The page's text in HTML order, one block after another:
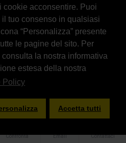
cookie acconsentire. Puoi
tuo consenso in qualsiasi
“Personalizza” presente
le pagine del sito. Per
la nostra informativa
estesa della nostra
Policy
Accetta tutti
Confronta
Confronta Email Contattaci
PRODUCTS